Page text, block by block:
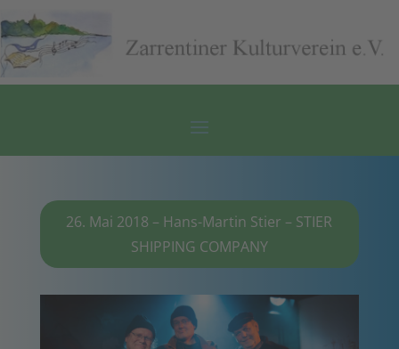
26. Mai 2018 – Hans-Martin Stier – STIER
SHIPPING COMPANY